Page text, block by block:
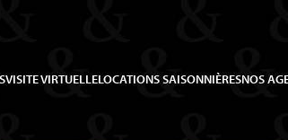
VISITE VIRTUELLELOCATIONS SAISONNIÈRESNOS